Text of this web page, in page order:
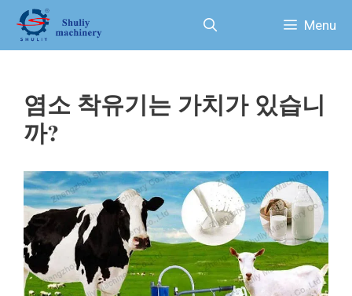
Menu
염소 착유기는 가치가 있습니
까?